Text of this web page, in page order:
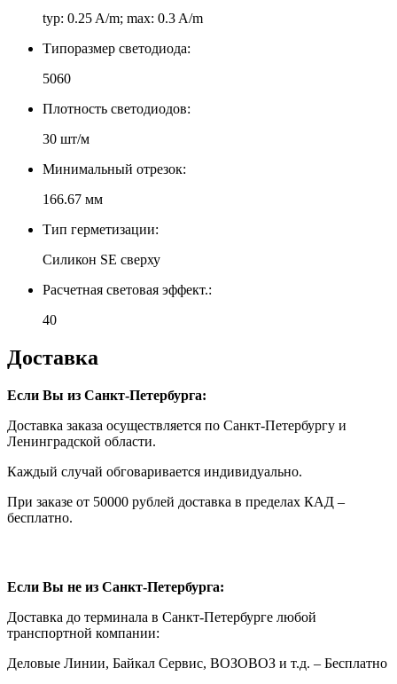
typ: 0.25 A/m; max: 0.3 A/m
Типоразмер светодиода:
5060
Плотность светодиодов:
30 шт/м
Минимальный отрезок:
166.67 мм
Тип герметизации:
Силикон SE сверху
Расчетная световая эффект.:
40
Доставка
Если Вы из Санкт-Петербурга:
Доставка заказа осуществляется по Санкт-Петербургу и
Ленинградской области.
Каждый случай обговаривается индивидуально.
При заказе от 50000 рублей доставка в пределах КАД –
бесплатно.
Если Вы не из Санкт-Петербурга:
Доставка до терминала в Санкт-Петербурге любой
транспортной компании:
Деловые Линии, Байкал Сервис, ВОЗОВОЗ и т.д. – Бесплатно